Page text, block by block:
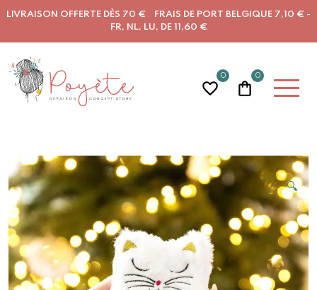
LIVRAISON OFFERTE DÈS 70 € FRAIS DE PORT BELGIQUE 7,10 € -
FR, NL, LU, DE 11,60 €
0 0
🔍